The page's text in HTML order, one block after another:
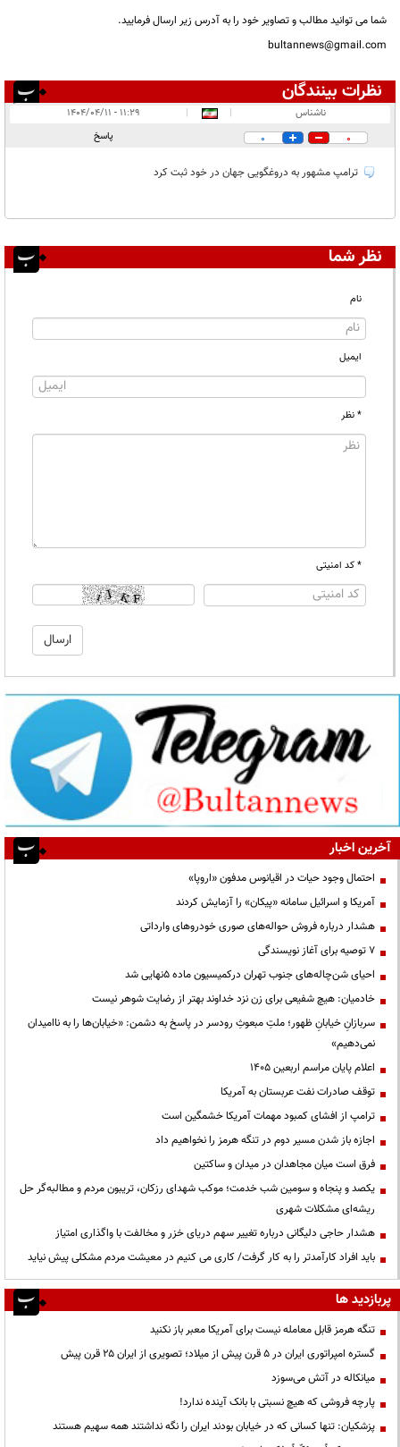
شما می توانید مطالب و تصاویر خود را به آدرس زیر ارسال فرمایید.
bultannews@gmail.com
نظرات بینندگان
در انتظار بررسی:
ناشناس |
|
۱۱:۲۹ - ۱۴۰۴/۰۴/۱۱
0
0 پاسخ
ترامپ مشهور به دروغگویی جهان در خود ثبت کرد
نظر شما
نام
ایمیل
* نظر
* کد امنیتی
آخرین اخبار
احتمال وجود حیات در اقیانوس مدفون «اروپا»
آمریکا و اسرائیل سامانه «پیکان» را آزمایش کردند
هشدار درباره فروش حواله‌های صوری خودروهای وارداتی
۷ توصیه برای آغاز نویسندگی
احیای شن‌چاله‌های جنوب تهران درکمیسیون ماده ۵نهایی شد
خادمیان: هیچ شفیعی برای زن نزد خداوند بهتر از رضایت شوهر نیست
سربازانِ خیابانِ ظهور؛ ملتِ مبعوثِ رودسر در پاسخ به دشمن: «خیابان‌ها را به ناامیدان
نمی‌دهیم»
اعلام پایان مراسم اربعین ۱۴۰۵
توقف صادرات نفت عربستان به آمریکا
ترامپ از افشای کمبود مهمات آمریکا خشمگین است
اجازه باز شدن مسیر دوم در تنگه هرمز را نخواهیم داد
فرق است میان مجاهدان در میدان و ساکتین
یکصد و پنجاه و سومین شب خدمت؛ موکب شهدای رزکان، تریبون مردم و مطالبه‌گر حل
ریشه‌ای مشکلات شهری
هشدار حاجی دلیگانی درباره تغییر سهم دریای خزر و مخالفت با واگذاری امتیاز
باید افراد کارآمدتر را به کار گرفت/ کاری می کنیم در معیشت مردم مشکلی پیش نیاید
پربازدید ها
تنگه هرمز قابل معامله نیست برای آمریکا معبر باز نکنید
گستره امپراتوری ایران در ۵ قرن پیش از میلاد؛ تصویری از ایران ۲۵ قرن پیش
میانکاله در آتش می‌سوزد
پارچه فروشی که هیچ نسبتی با بانک آینده ندارد!
پزشکیان: تنها کسانی که در خیابان بودند ایران را نگه نداشتند همه سهیم هستند